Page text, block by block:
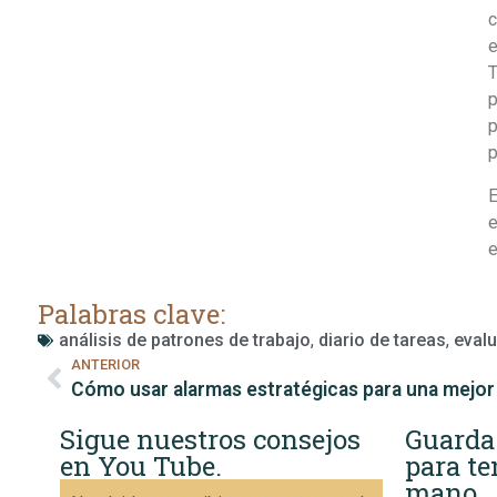
Palabras clave:
análisis de patrones de trabajo, diario de tareas,
ANTERIOR
Sigue nuestros consejos
en You Tube. para